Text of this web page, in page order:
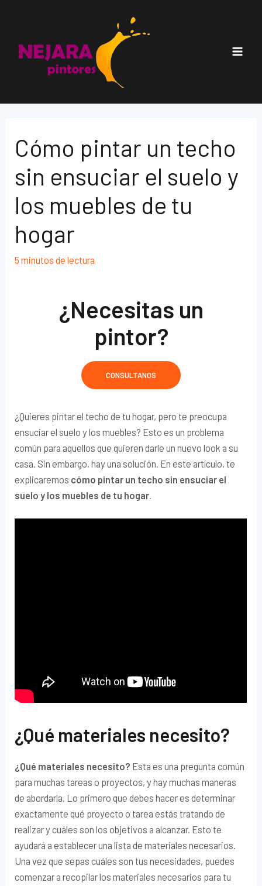
Cómo pintar un techo
sin ensuciar el suelo y
los muebles de tu
hogar
5 minutos de lectura
¿Necesitas un
pintor?
CONSULTANOS
¿Quieres pintar el techo de tu hogar, pero te preocupa
ensuciar el suelo y los muebles? Esto es un problema
común para aquellos que quieren darle un nuevo look a su
casa. Sin embargo, hay una solución. En este artículo, te
explicaremos cómo pintar un techo sin ensuciar el
suelo y los muebles de tu hogar.
¿Qué materiales necesito?
¿Qué materiales necesito? Esta es una pregunta común
para muchas tareas o proyectos, y hay muchas maneras
de abordarla. Lo primero que debes hacer es determinar
exactamente qué proyecto o tarea estás tratando de
realizar y cuáles son los objetivos a alcanzar. Esto te
ayudará a establecer una lista de materiales necesarios.
Una vez que sepas cuáles son tus necesidades, puedes
comenzar a recopilar los materiales necesarios para tu